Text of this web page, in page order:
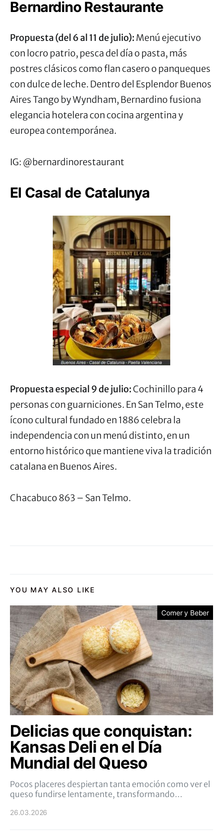
Bernardino Restaurante
Propuesta (del 6 al 11 de julio): Menú ejecutivo
con locro patrio, pesca del día o pasta, más
postres clásicos como flan casero o panqueques
con dulce de leche. Dentro del Esplendor Buenos
Aires Tango by Wyndham, Bernardino fusiona
elegancia hotelera con cocina argentina y
europea contemporánea.
IG: @bernardinorestaurant
El Casal de Catalunya
Propuesta especial 9 de julio: Cochinillo para 4
personas con guarniciones. En San Telmo, este
ícono cultural fundado en 1886 celebra la
independencia con un menú distinto, en un
entorno histórico que mantiene viva la tradición
catalana en Buenos Aires.
Chacabuco 863 – San Telmo.
YOU MAY ALSO LIKE
Comer y Beber
Delicias que conquistan:
Kansas Deli en el Día
Mundial del Queso
Pocos placeres despiertan tanta emoción como ver el
queso fundirse lentamente, transformando…
26.03.2026